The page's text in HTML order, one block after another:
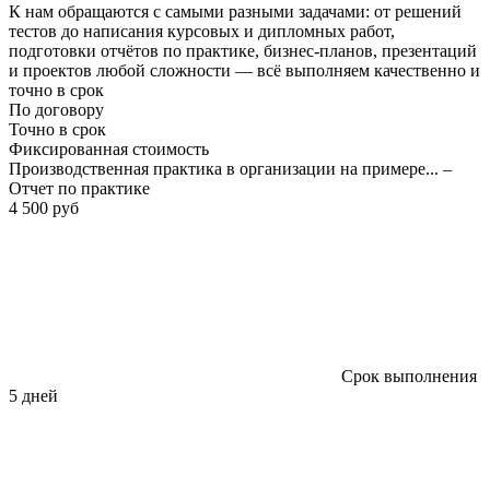
К нам обращаются с самыми разными задачами: от решений
тестов до написания курсовых и дипломных работ,
подготовки отчётов по практике, бизнес-планов, презентаций
и проектов любой сложности — всё выполняем качественно и
точно в срок
По договору
Точно в срок
Фиксированная стоимость
Производственная практика в организации на примере... –
Отчет по практике
4 500 руб
Срок выполнения
5 дней